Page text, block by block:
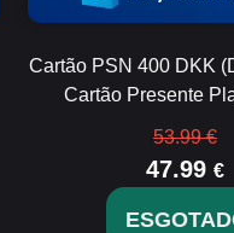
Cartão PSN 400 DKK
Cartão Presente
53.99 €
47.99 €